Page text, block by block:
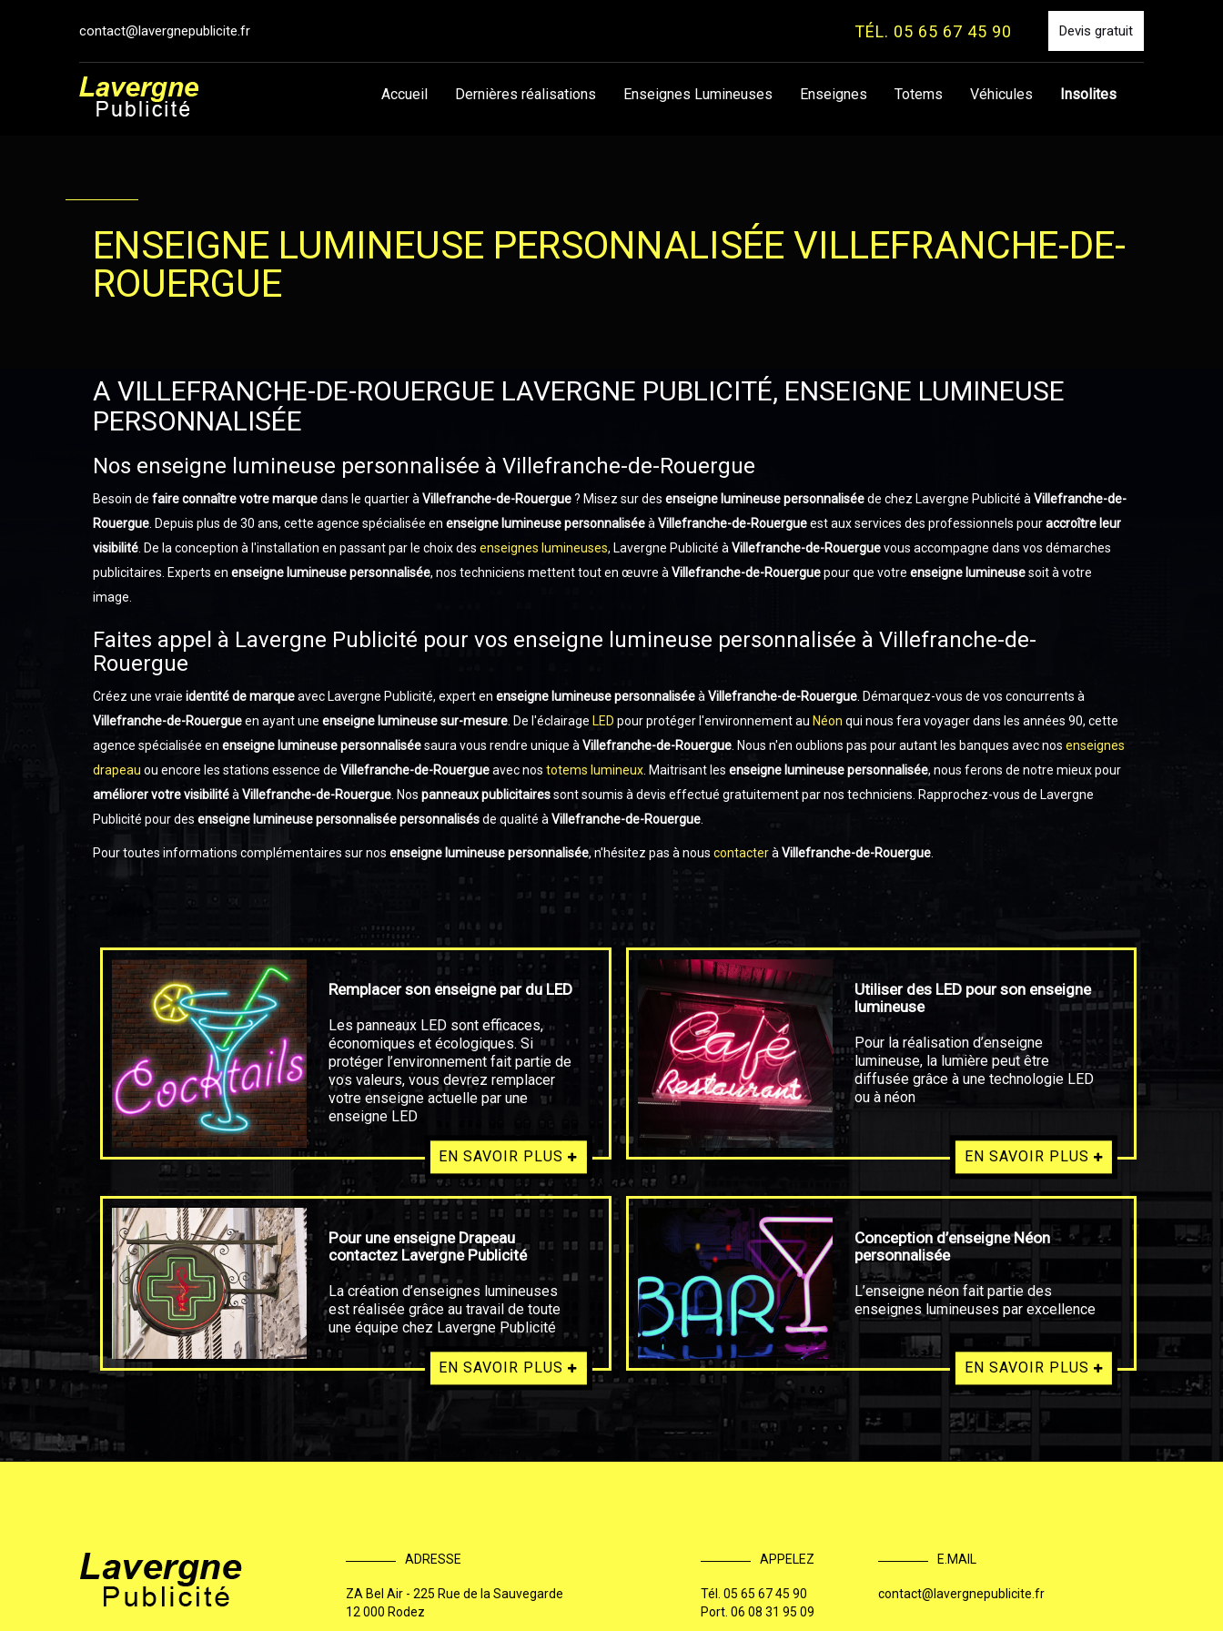
contact@lavergnepublicite.fr TÉL. 05 65 67 45 90 Devis gratuit
Accueil Dernières réalisations Enseignes Lumineuses Enseignes Totems Véhicules Insolites
ENSEIGNE LUMINEUSE PERSONNALISÉE VILLEFRANCHE-DE-
ROUERGUE
A VILLEFRANCHE-DE-ROUERGUE LAVERGNE PUBLICITÉ, ENSEIGNE LUMINEUSE
PERSONNALISÉE
Nos enseigne lumineuse personnalisée à Villefranche-de-Rouergue
Besoin de faire connaître votre marquedans le quartier à Villefranche-de-Rouergue? Misez sur des enseigne lumineuse personnaliséede chez Lavergne Publicité à Villefranche-de-
Rouergue . Depuis plus de 30 ans, cette agence spécialisée en enseigne lumineuse personnaliséeà Villefranche-de-Rouergueest aux services des professionnels pouraccroître leur
visibilité . De la conception à l'installation en passant par le choix des enseignes lumineuses, Lavergne Publicité à Villefranche-de-Rouerguevous accompagne dans vos démarches
publicitaires. Experts en enseigne lumineuse personnalisée, nos techniciens mettent tout en œuvre à Villefranche-de-Rouerguepour que votre enseigne lumineusesoit à votre
image.
Faites appel à Lavergne Publicité pour vos enseigne lumineuse personnalisée à Villefranche-de-
Rouergue
Créez une vraie identité de marqueavec Lavergne Publicité, expert en enseigne lumineuse personnaliséeà Villefranche-de-Rouergue . Démarquez-vous de vos concurrents à
Villefranche-de-Rouergueen ayant une enseigne lumineuse sur-mesure . De l'éclairage LED pour protéger l'environnement au Néon qui nous fera voyager dans les années 90, cette
agence spécialisée en enseigne lumineuse personnaliséesaura vous rendre unique à Villefranche-de-Rouergue . Nous n'en oublions pas pour autant les banques avec nos enseignes
drapeau ou encore les stations essence de Villefranche-de-Rouergueavec nos totems lumineux . Maitrisant les enseigne lumineuse personnalisée, nous ferons de notre mieux pour
améliorer votre visibilitéà Villefranche-de-Rouergue . Nos panneaux publicitairessont soumis à devis effectué gratuitement par nos techniciens. Rapprochez-vous de Lavergne
Publicité pour des enseigne lumineuse personnaliséepersonnalisésde qualité à Villefranche-de-Rouergue
Pour toutes informations complémentaires sur nos enseigne lumineuse personnalisée, n'hésitez pas à nous contacterà Villefranche-de-Rouergue
Remplacer son enseigne par du LED
Les panneaux LED sont efficaces,
économiques et écologiques. Si
protéger l’environnement fait partie de
vos valeurs, vous devrez remplacer
votre enseigne actuelle par une
enseigne LED
EN SAVOIR PLUS
Utiliser des LED pour son enseigne
lumineuse
Pour la réalisation d’enseigne
lumineuse, la lumière peut être
diffusée grâce à une technologie LED
ou à néon
EN SAVOIR PLUS
Pour une enseigne Drapeau
contactez Lavergne Publicité
La création d’enseignes lumineuses
est réalisée grâce au travail de toute
une équipe chez Lavergne Publicité
EN SAVOIR PLUS
Conception d’enseigne Néon
personnalisée
L’enseigne néon fait partie des
enseignes lumineuses par excellence
EN SAVOIR PLUS
ADRESSE
ZA Bel Air - 225 Rue de la Sauvegarde
12 000 Rodez
APPELEZ
Tél. 05 65 67 45 90
Port. 06 08 31 95 09
E.MAIL
contact@lavergnepublicite.fr